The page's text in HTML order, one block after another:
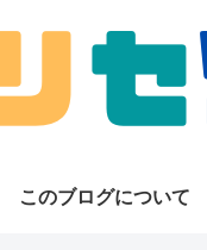
このブログについて